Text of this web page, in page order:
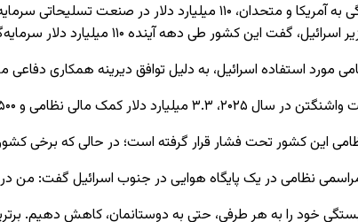
دلار در صنعت تسلیحاتی سرمایه‌گذاری می‌کند.
۱۱۰ میلیارد دلار سرمایه‌گذاری خواهد کرد تا صنعت تسلیحاتی «مستقل» خود را توسعه دهد.
مورد استفاده اسرائیل، به دلیل توافق دیرینه همکاری
دلار همکاری در حوزه پدافند موشکی به اسرائیل ارائه کرده است.
این کشور تحت فشار قرار گرفته است؛ در حالی که برخی
هوایی در جنوب اسرائیل گفت: من در مجموع ۳۵۰ میلیارد شِکِل را برای دهه آینده به‌منظور ایجاد یک صنعت تسلیحاتی مستقل برای دولت
خود را به هر طرفی، حتی به دوستانمان، کاهش دهیم.